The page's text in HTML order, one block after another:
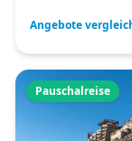
Angebote
Pauschalreise